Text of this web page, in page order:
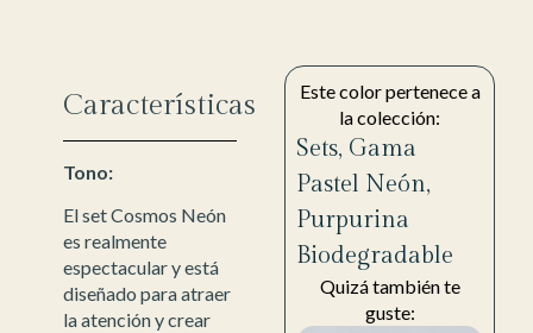
Características
Tono:
El set Cosmos Neón
es realmente
espectacular y está
diseñado para atraer
la atención y crear
Este color pertenece a
la colección:
Sets, Gama
Pastel Neón,
Purpurina
Biodegradable
Quizá también te
guste: